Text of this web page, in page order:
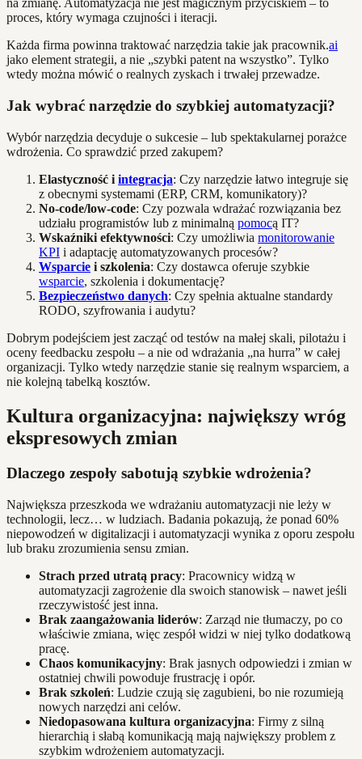
na zmianę. Automatyzacja nie jest magicznym przyciskiem – to
proces, który wymaga czujności i iteracji.
Każda firma powinna traktować narzędzia takie jak pracownik.ai
jako element strategii, a nie „szybki patent na wszystko”. Tylko
wtedy można mówić o realnych zyskach i trwałej przewadze.
Jak wybrać narzędzie do szybkiej automatyzacji?
Wybór narzędzia decyduje o sukcesie – lub spektakularnej porażce
wdrożenia. Co sprawdzić przed zakupem?
Elastyczność i integracja: Czy narzędzie łatwo integruje się
z obecnymi systemami (ERP, CRM, komunikatory)?
No-code/low-code: Czy pozwala wdrażać rozwiązania bez
udziału programistów lub z minimalną pomocą IT?
Wskaźniki efektywności: Czy umożliwia monitorowanie
KPI i adaptację automatyzowanych procesów?
Wsparcie i szkolenia: Czy dostawca oferuje szybkie
wsparcie, szkolenia i dokumentację?
Bezpieczeństwo danych: Czy spełnia aktualne standardy
RODO, szyfrowania i audytu?
Dobrym podejściem jest zacząć od testów na małej skali, pilotażu i
oceny feedbacku zespołu – a nie od wdrażania „na hurra” w całej
organizacji. Tylko wtedy narzędzie stanie się realnym wsparciem, a
nie kolejną tabelką kosztów.
Kultura organizacyjna: największy wróg
ekspresowych zmian
Dlaczego zespoły sabotują szybkie wdrożenia?
Największa przeszkoda we wdrażaniu automatyzacji nie leży w
technologii, lecz… w ludziach. Badania pokazują, że ponad 60%
niepowodzeń w digitalizacji i automatyzacji wynika z oporu zespołu
lub braku zrozumienia sensu zmian.
Strach przed utratą pracy: Pracownicy widzą w
automatyzacji zagrożenie dla swoich stanowisk – nawet jeśli
rzeczywistość jest inna.
Brak zaangażowania liderów: Zarząd nie tłumaczy, po co
właściwie zmiana, więc zespół widzi w niej tylko dodatkową
pracę.
Chaos komunikacyjny: Brak jasnych odpowiedzi i zmian w
ostatniej chwili powoduje frustrację i opór.
Brak szkoleń: Ludzie czują się zagubieni, bo nie rozumieją
nowych narzędzi ani celów.
Niedopasowana kultura organizacyjna: Firmy z silną
hierarchią i słabą komunikacją mają największy problem z
szybkim wdrożeniem automatyzacji.